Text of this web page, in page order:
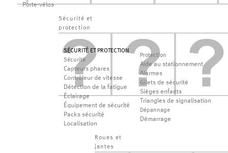
Porte-vélos
Sécurité et
protection
SÉCURITÉ ET PROTECTION
Sécurité
Capteurs phares
Contrôleur de vitesse
Détection de la fatigue
Éclairage
Équipement de sécurité
Packs sécurité
Localisation
Protection
Aide au stationnement
Alarmes
Gilets de sécurité
Sièges enfants
Triangles de signalisation
Dépannage
Démarrage
Roues et
jantes